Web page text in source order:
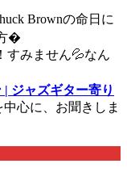
Brownの命日に
�
すみません💦なん
ジャズギター寄り
心に、お聞きしま